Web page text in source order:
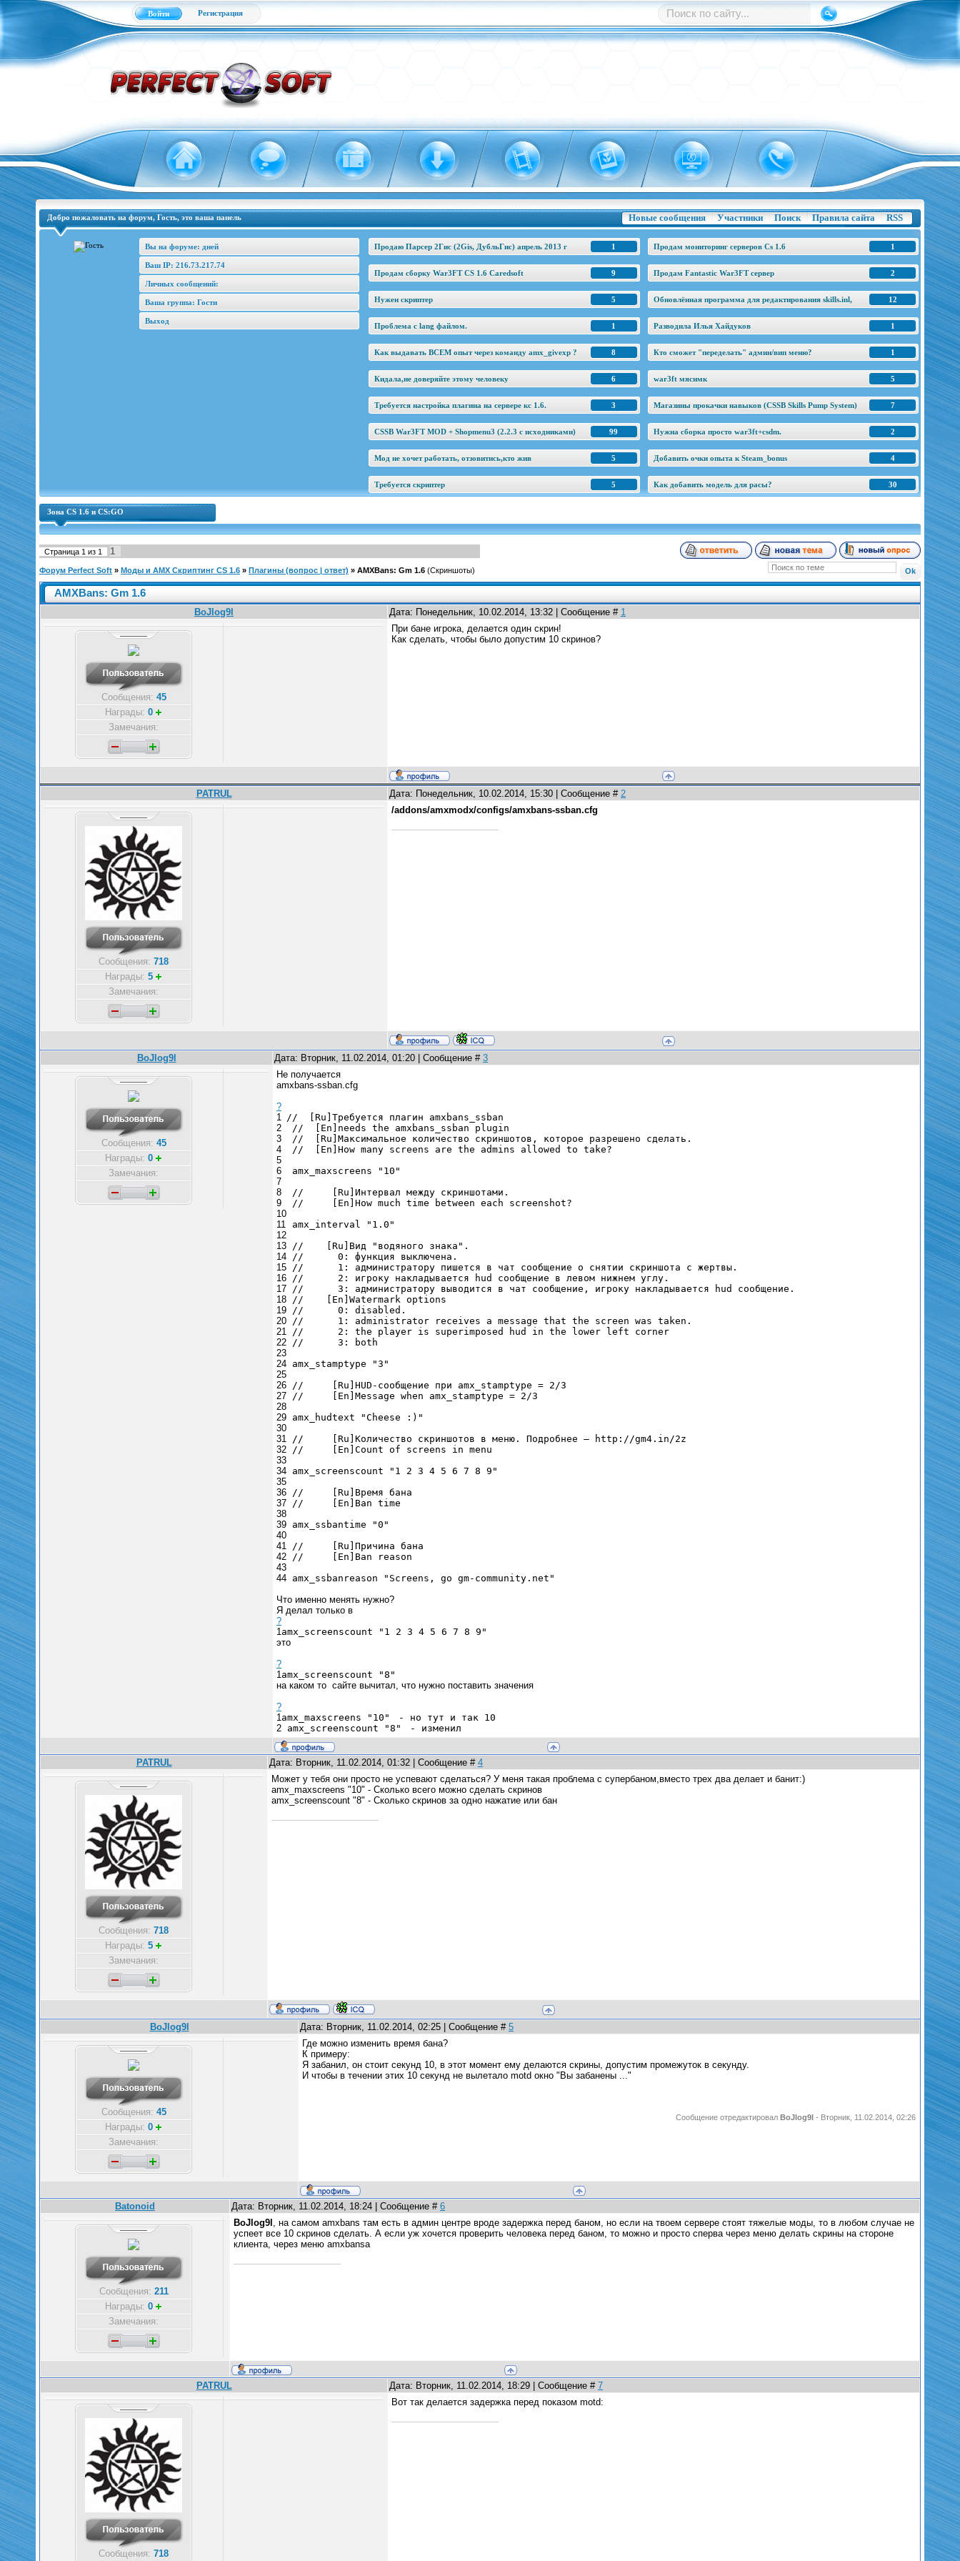
Войти Регистрация
Новые сообщения Участники Поиск Правила сайта RSS
Добро пожаловать на форум, Гость, это ваша панель
Вы на форуме: дней
Ваш IP: 216.73.217.74
Личных сообщений:
Ваша группа: Гости
Выход
1
Продаю Парсер 2Гис (2Gis, ДубльГис) апрель 2013 г 1
Продам мониторинг серверов Cs 1.6
9
Продам сборку War3FT CS 1.6 Caredsoft 2
Продам Fantastic War3FT сервер
5
Нужен скриптер 12
Обновлённая программа для редактирования skills.inl,
1
Проблема с lang файлом. 1
Разводила Илья Хайдуков
8
Как выдавать ВСЕМ опыт через команду amx_givexp ? 1
Кто сможет "переделать" админ/вип меню?
6
Кидала,не доверяйте этому человеку 5
war3ft мяснмк
3
Требуется настройка плагина на сервере кс 1.6. 7
Магазины прокачки навыков (CSSB Skills Pump System)
99
CSSB War3FT MOD + Shopmenu3 (2.2.3 c исходниками) 2
Нужна сборка просто war3ft+csdm.
5
Мод не хочет работать, отзовитись,кто жив 4
Добавить очки опыта к Steam_bonus
5
Требуется скриптер 30
Как добавить модель для расы?
Зона CS 1.6 и CS:GO
Страница 1 из 1 1
Форум Perfect Soft » Моды и AMX Скриптинг CS 1.6 » Плагины (вопрос | ответ) » AMXBans: Gm 1.6 (Скриншоты)
AMXBans: Gm 1.6
BoJlog9l Дата: Понедельник, 10.02.2014, 13:32 | Сообщение # 1
Сообщения: 45
Награды: 0
Замечания:
При бане игрока, делается один скрин!
Как сделать, чтобы было допустим 10 скринов?
PATRUL Дата: Понедельник, 10.02.2014, 15:30 | Сообщение # 2
Сообщения: 718
Награды: 5
Замечания:
/addons/amxmodx/configs/amxbans-ssban.cfg
BoJlog9l Дата: Вторник, 11.02.2014, 01:20 | Сообщение # 3
Сообщения: 45
Награды: 0
Замечания:
Не получается
amxbans-ssban.cfg
?
1
2
3
4
5
6
7
8
9
10
11
12
13
14
15
16
17
18
19
20
21
22
23
24
25
26
27
28
29
30
31
32
33
34
35
36
37
38
39
40
41
42
43
44
// [Ru]Требуется плагин amxbans_ssban
// [En]needs the amxbans_ssban plugin
// [Ru]Максимальное количество скриншотов, которое разрешено сделать.
// [En]How many screens are the admins allowed to take?
amx_maxscreens
"10"
// [Ru]Интервал между скриншотами.
// [En]How much time between each screenshot?
amx_interval
"1.0"
// [Ru]Вид "водяного знака".
// 0: функция выключена.
// 1: администратору пишется в чат сообщение о снятии скриншота с жертвы.
// 2: игроку накладывается hud сообщение в левом нижнем углу.
// 3: администратору выводится в чат сообщение, игроку накладывается hud сообщение.
// [En]Watermark options
// 0: disabled.
// 1: administrator receives a message that the screen was taken.
// 2: the player is superimposed hud in the lower left corner
// 3: both
amx_stamptype
"3"
// [Ru]HUD-сообщение при amx_stamptype = 2/3
// [En]Message when amx_stamptype = 2/3
amx_hudtext
"Cheese :)"
// [Ru]Количество скриншотов в меню. Подробнее — http://gm4.in/2z
// [En]Count of screens in menu
amx_screenscount
"1 2 3 4 5 6 7 8 9"
// [Ru]Время бана
// [En]Ban time
amx_ssbantime
"0"
// [Ru]Причина бана
// [En]Ban reason
amx_ssbanreason
"Screens, go gm-community.net"
Что именно менять нужно?
Я делал только в
?
1amx_screenscount
"1 2 3 4 5 6 7 8 9"
это
?
1amx_screenscount
"8"
на каком то сайте вычитал, что нужно поставить значения
?
1
2
amx_maxscreens "10" - но тут и так 10
amx_screenscount
"8" - изменил
PATRUL Дата: Вторник, 11.02.2014, 01:32 | Сообщение # 4
Сообщения: 718
Награды: 5
Замечания:
Может у тебя они просто не успевают сделаться? У меня такая проблема с супербаном,вместо трех два делает и банит:)
amx_maxscreens "10" - Сколько всего можно сделать скринов
amx_screenscount "8" - Сколько скринов за одно нажатие или бан
BoJlog9l Дата: Вторник, 11.02.2014, 02:25 | Сообщение # 5
Сообщения: 45
Награды: 0
Замечания:
Где можно изменить время бана?
К примеру:
Я забанил, он стоит секунд 10, в этот момент ему делаются скрины, допустим промежуток в секунду.
И чтобы в течении этих 10 секунд не вылетало motd окно "Вы забанены ..."
Сообщение отредактировал BoJlog9l - Вторник, 11.02.2014, 02:26
Batonoid Дата: Вторник, 11.02.2014, 18:24 | Сообщение # 6
Сообщения: 211
Награды: 0
Замечания:
BoJlog9l , на самом amxbans там есть в админ центре вроде задержка перед баном, но если на твоем сервере стоят тяжелые моды, то в любом случае не
успеет все 10 скринов сделать. А если уж хочется проверить человека перед баном, то можно и просто сперва через меню делать скрины на стороне
клиента, через меню amxbansa
PATRUL Дата: Вторник, 11.02.2014, 18:29 | Сообщение # 7
Сообщения: 718
Вот так делается задержка перед показом motd: